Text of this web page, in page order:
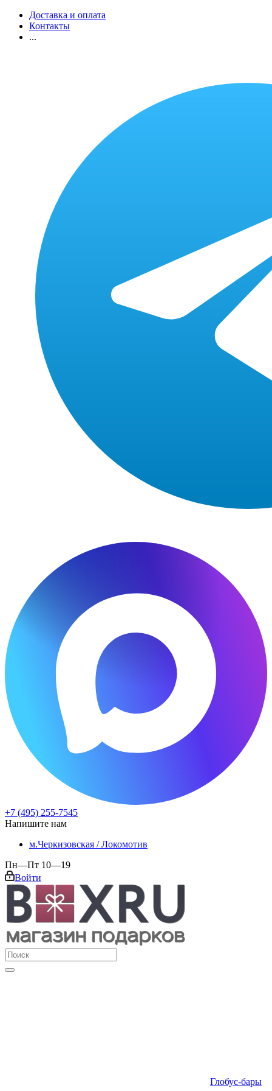
Доставка и оплата
Контакты
...
+7 (495) 255-7545
Напишите нам
м.Черкизовская / Локомотив
Пн—Пт 10—19
Войти
Глобус-бары